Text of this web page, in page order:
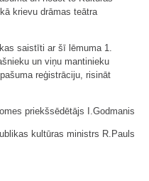
krievu drāmas teātra
saistīti ar šī lēmuma 1.
un viņu mantinieku
reģistrāciju, risināt
priekšsēdētājs I.Godmanis
kultūras ministrs R.Pauls